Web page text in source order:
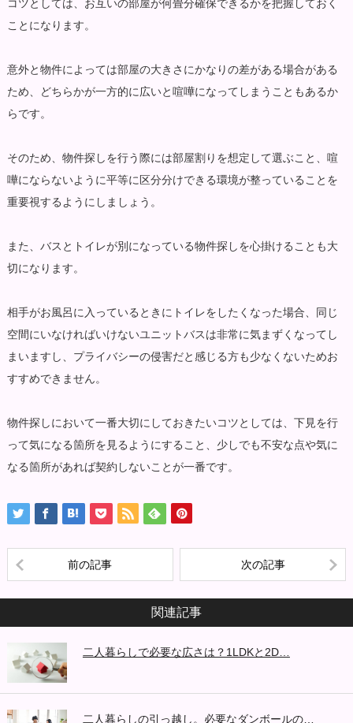
コツとしては、お互いの部屋が何畳分確保できるかを把握しておく
ことになります。
意外と物件によっては部屋の大きさにかなりの差がある場合がある
ため、どちらかが一方的に広いと喧嘩になってしまうこともあるか
らです。
そのため、物件探しを行う際には部屋割りを想定して選ぶこと、喧
嘩にならないように平等に区分分けできる環境が整っていることを
重要視するようにしましょう。
また、バスとトイレが別になっている物件探しを心掛けることも大
切になります。
相手がお風呂に入っているときにトイレをしたくなった場合、同じ
空間にいなければいけないユニットバスは非常に気まずくなってし
まいますし、プライバシーの侵害だと感じる方も少なくないためお
すすめできません。
物件探しにおいて一番大切にしておきたいコツとしては、下見を行
って気になる箇所を見るようにすること、少しでも不安な点や気に
なる箇所があれば契約しないことが一番です。
前の記事 次の記事
関連記事
二人暮らしで必要な広さは？1LDKと2D…
二人暮らしの引っ越し。必要なダンボールの…